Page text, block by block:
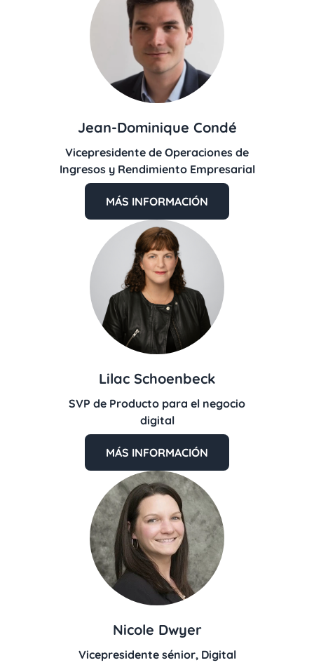
Jean-Dominique Condé
Vicepresidente de Operaciones de
Ingresos y Rendimiento Empresarial
MÁS INFORMACIÓN
Lilac Schoenbeck
SVP de Producto para el negocio
digital
MÁS INFORMACIÓN
Nicole Dwyer
Vicepresidente sénior, Digital